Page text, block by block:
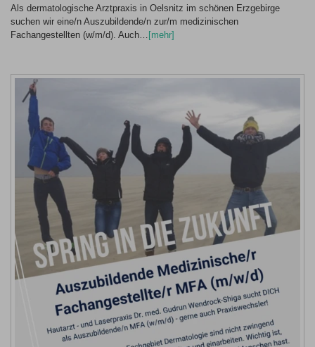
Als dermatologische Arztpraxis in Oelsnitz im schönen Erzgebirge
suchen wir eine/n Auszubildende/n zur/m medizinischen
Fachangestellten (w/m/d). Auch… [mehr]